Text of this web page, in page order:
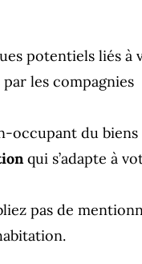
potentiels liés à
les compagnies
occupant du biens
qui s’adapte à
pas de